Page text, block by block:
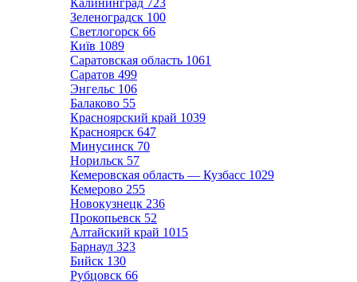
Калининград 723
Зеленоградск 100
Светлогорск 66
Київ 1089
Саратовская область 1061
Саратов 499
Энгельс 106
Балаково 55
Красноярский край 1039
Красноярск 647
Минусинск 70
Норильск 57
Кемеровская область — Кузбасс 1029
Кемерово 255
Новокузнецк 236
Прокопьевск 52
Алтайский край 1015
Барнаул 323
Бийск 130
Рубцовск 66